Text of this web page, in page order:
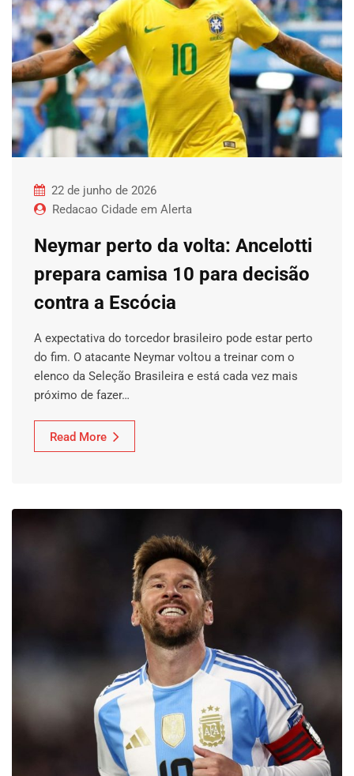
22 de junho de 2026
Redacao Cidade em Alerta
Neymar perto da volta: Ancelotti
prepara camisa 10 para decisão
contra a Escócia
A expectativa do torcedor brasileiro pode estar perto
do fim. O atacante Neymar voltou a treinar com o
elenco da Seleção Brasileira e está cada vez mais
próximo de fazer…
Read More